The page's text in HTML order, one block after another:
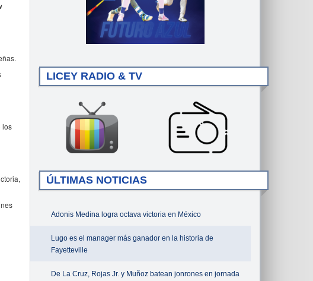
los
LICEY RADIO & TV
ÚLTIMAS NOTICIAS
Adonis Medina logra octava victoria en México
Lugo es el manager más ganador en la historia de
Fayetteville
De La Cruz, Rojas Jr. y Muñoz batean jonrones en jornada